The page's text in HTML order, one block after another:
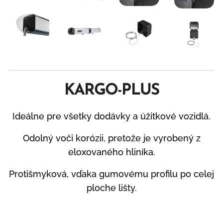
KARGO-PLUS
Ideálne pre všetky dodávky a úžitkové vozidlá.
Odolný voči korózii, pretože je vyrobený z
eloxovaného hliníka.
Protišmyková, vďaka gumovému profilu po celej
ploche lišty.